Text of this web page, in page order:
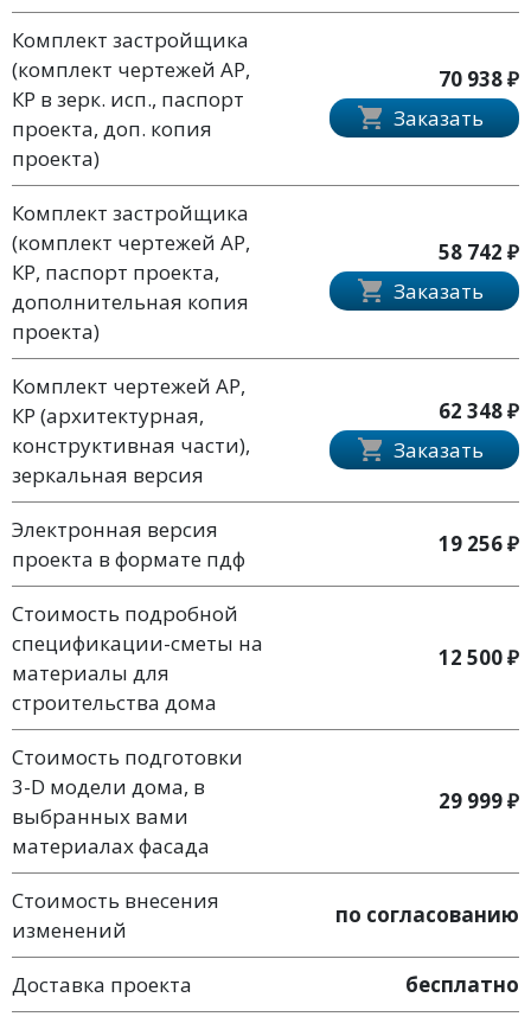
Комплект застройщика
(комплект чертежей АР,
КР в зерк. исп., паспорт
проекта, доп. копия
проекта)
70 938 ₽
Заказать
Комплект застройщика
(комплект чертежей АР,
КР, паспорт проекта,
дополнительная копия
проекта)
58 742 ₽
Заказать
Комплект чертежей АР,
КР (архитектурная,
конструктивная части),
зеркальная версия
62 348 ₽
Заказать
Электронная версия
проекта в формате пдф
19 256 ₽
Стоимость подробной
спецификации-сметы на
материалы для
строительства дома
12 500 ₽
Стоимость подготовки
3-D модели дома, в
выбранных вами
материалах фасада
29 999 ₽
Стоимость внесения
изменений
по согласованию
Доставка проекта
бесплатно